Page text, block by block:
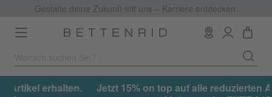
Gestalte deine Zukunft mit uns – Karriere entdecken.
Toggle
navigation
Jetzt 15% on top auf alle reduzierten Artikel erhalten.